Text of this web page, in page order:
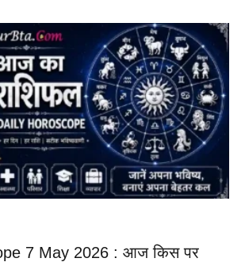
7 May 2026 : आज किस पर